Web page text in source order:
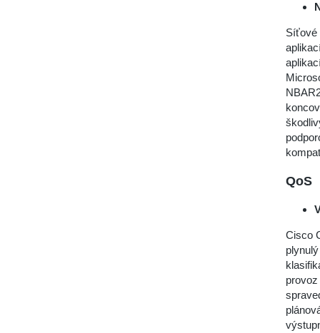
Síťové
QoS
Cisco